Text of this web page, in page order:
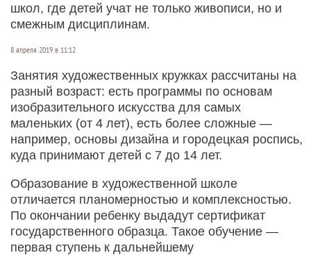
школ, где детей учат не только живописи, но и
смежным дисциплинам.
8 апреля 2019 в 11:12
Занятия художественных кружках рассчитаны на
разный возраст: есть программы по основам
изобразительного искусства для самых
маленьких (от 4 лет), есть более сложные —
например, основы дизайна и городецкая роспись,
куда принимают детей с 7 до 14 лет.
Образование в художественной школе
отличается планомерностью и комплексностью.
По окончании ребенку выдадут сертификат
государственного образца. Такое обучение —
первая ступень к дальнейшему